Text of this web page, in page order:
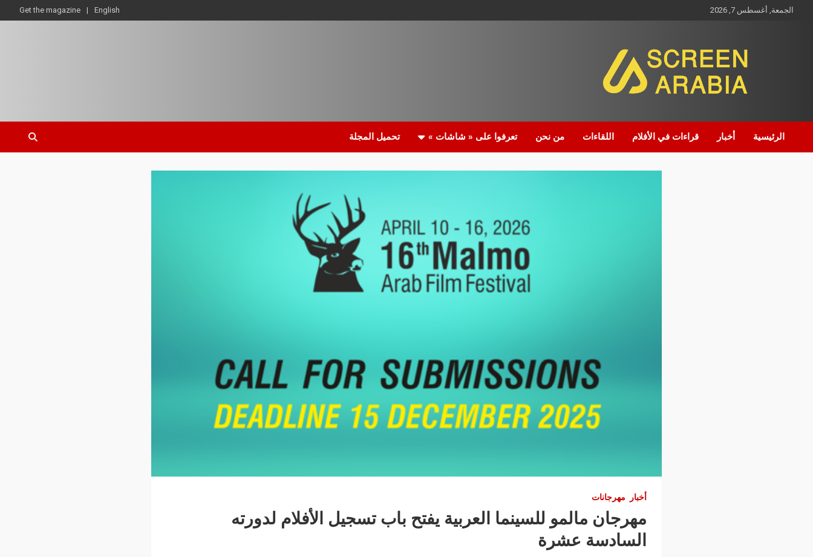
الجمعة, أغسطس 7, 2026 English
Get the magazine
Screen Arabia
الرئيسية أخبار قراءات في الأفلام اللقاءات من نحن تعرفوا على « شاشات » تحميل المجلة
أخبار مهرجانات
مهرجان مالمو للسينما العربية يفتح باب تسجيل الأفلام لدورته
السادسة عشرة